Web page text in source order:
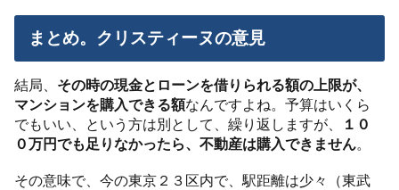
まとめ。クリスティーヌの意見
結局、 その時の現金とローンを借りられる額の上限が、
マンションを購入できる額なんですよね。予算はいくら
でもいい、という方は別として、繰り返しますが、
１０
０万円でも足りなかったら、不動産は購入できません。
その意味で、今の東京２３区内で、駅距離は少々（東武